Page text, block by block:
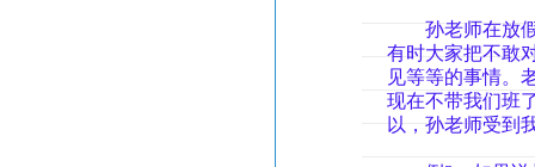
孙老师在放假
有时大家把不敢
见等等的事情。
现在不带我们班
以，孙老师受到